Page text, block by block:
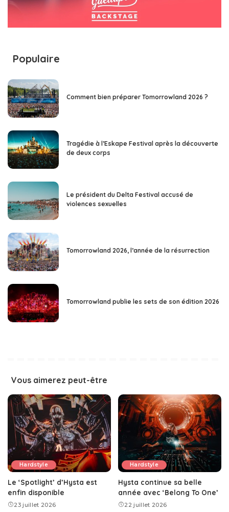
Populaire
Comment bien préparer Tomorrowland 2026 ?
Tragédie à l’Eskape Festival après la découverte
de deux corps
Le président du Delta Festival accusé de
violences sexuelles
Tomorrowland 2026, l’année de la résurrection
Tomorrowland publie les sets de son édition 2026
Vous aimerez peut-être
Hardstyle
Le ‘Spotlight’ d’Hysta est
enfin disponible
23 juillet 2026
Hardstyle
Hysta continue sa belle
année avec ‘Belong To One’
22 juillet 2026